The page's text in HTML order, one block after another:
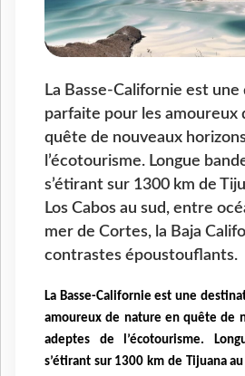
La Basse-Californie est
parfaite pour les amoureux
quête de nouveaux
l’écotourisme. Longue
s’étirant sur 1300 km de
Los Cabos au sud, entre
mer de Cortes, la Baja
contrastes époustouflants.
La Basse-Californie est une
amoureux de nature en quête de
adeptes de l’écotourisme.
s’étirant sur 1300 km de Tijuana